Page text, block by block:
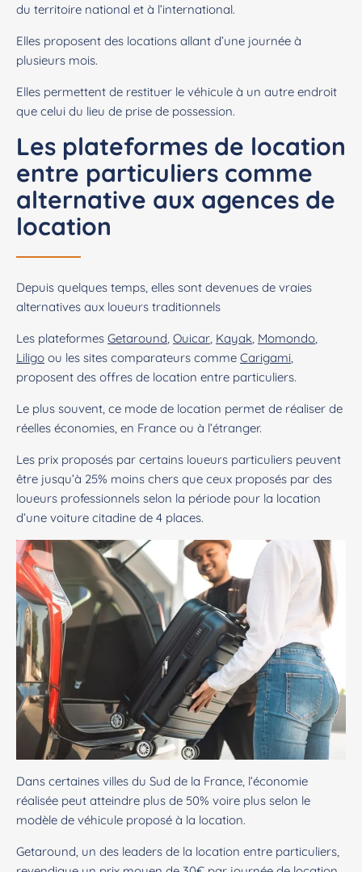
du territoire national et à l’international.
Elles proposent des locations allant d’une journée à
plusieurs mois.
Elles permettent de restituer le véhicule à un autre endroit
que celui du lieu de prise de possession.
Les plateformes de location
entre particuliers comme
alternative aux agences de
location
Depuis quelques temps, elles sont devenues de vraies
alternatives aux loueurs traditionnels
Les plateformes Getaround, Ouicar, Kayak, Momondo,
Liligo ou les sites comparateurs comme Carigami,
proposent des offres de location entre particuliers.
Le plus souvent, ce mode de location permet de réaliser de
réelles économies, en France ou à l’étranger.
Les prix proposés par certains loueurs particuliers peuvent
être jusqu’à 25% moins chers que ceux proposés par des
loueurs professionnels selon la période pour la location
d’une voiture citadine de 4 places.
Dans certaines villes du Sud de la France, l’économie
réalisée peut atteindre plus de 50% voire plus selon le
modèle de véhicule proposé à la location.
Getaround, un des leaders de la location entre particuliers,